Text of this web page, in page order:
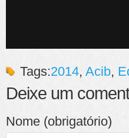
Tags:2014, Acib,
Deixe um
Nome (obrigatório)